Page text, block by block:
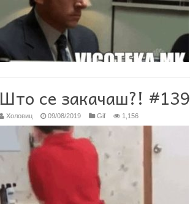
Што се закачаш?! #139
Холовиц 09/08/2019 Gif 1,156